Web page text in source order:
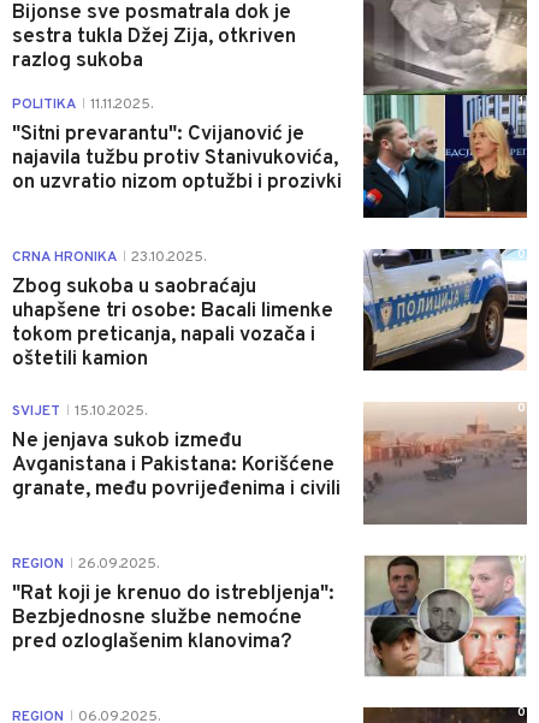
Bijonse sve posmatrala dok je
sestra tukla Džej Zija, otkriven
razlog sukoba
POLITIKA 11.11.2025.
"Sitni prevarantu": Cvijanović je
najavila tužbu protiv Stanivukovića,
on uzvratio nizom optužbi i prozivki
1
CRNA HRONIKA 23.10.2025.
Zbog sukoba u saobraćaju
uhapšene tri osobe: Bacali limenke
tokom preticanja, napali vozača i
oštetili kamion
0
SVIJET 15.10.2025.
Ne jenjava sukob između
Avganistana i Pakistana: Korišćene
granate, među povrijeđenima i civili
0
REGION 26.09.2025.
"Rat koji je krenuo do istrebljenja":
Bezbjednosne službe nemoćne
pred ozloglašenim klanovima?
0
REGION 06.09.2025. 0